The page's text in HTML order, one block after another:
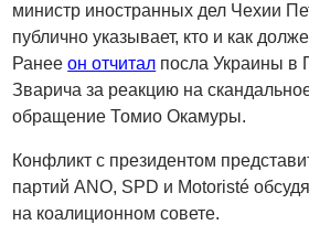
министр иностранных дел Чехии
публично указывает, кто и как
Ранееон отчитал посла Украины в
Зварича за реакцию на
обращение Томио Окамуры.
Конфликт с президентом
партий ANO, SPD и Motoristé
на коалиционном совете.